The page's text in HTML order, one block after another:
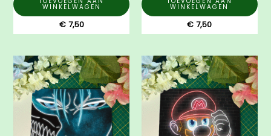
WINKELWAGEN
€7,50
WINKELWAGEN
€ 7,50